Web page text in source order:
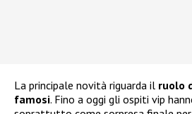
La principale novità riguarda il ruolo
famosi. Fino a oggi gli ospiti vip